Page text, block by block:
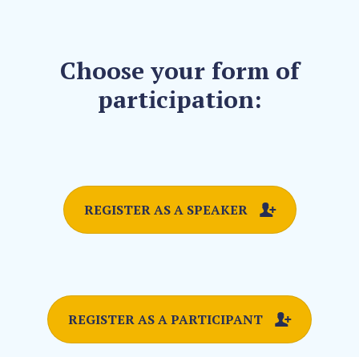
Choose your form of
participation:
REGISTER AS A SPEAKER
REGISTER AS A PARTICIPANT